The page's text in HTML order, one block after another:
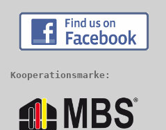
Kooperationsmarke: